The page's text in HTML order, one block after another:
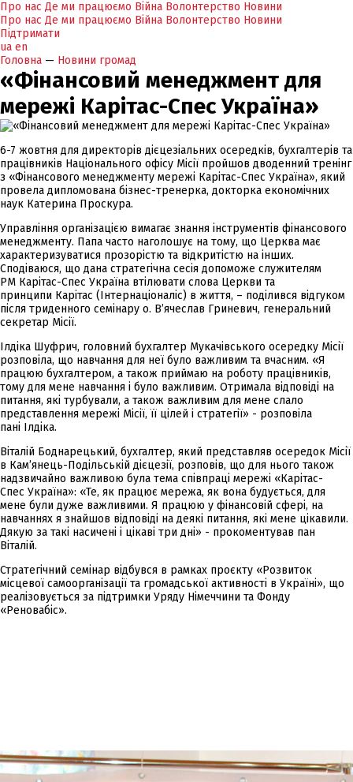
Про нас Де ми працюємо Війна Волонтерство Новини
Про нас Де ми працюємо Війна Волонтерство Новини
Підтримати
ua en
Головна — Новини громад
«Фінансовий менеджмент для
мережі Карітас-Спес Україна»
6-7 жовтня для директорів дієцезіальних осередків, бухгалтерів та
працівників Національного офісу Місії пройшов дводенний тренінг
з «Фінансового менеджменту мережі Карітас-Спес Україна», який
провела дипломована бізнес-тренерка, докторка економічних
наук Катерина Проскура.
Управління організацією вимагає знання інструментів фінансового
менеджменту. Папа часто наголошує на тому, що Церква має
характеризуватися прозорістю та відкритістю на інших.
Сподіваюся, що дана стратегічна сесія допоможе служителям
РМ Карітас-Спес Україна втілювати слова Церкви та
принципи Карітас (Інтернаціоналіс) в життя, – поділився відгуком
після триденного семінару о. В’ячеслав Гриневич, генеральний
секретар Місії.
Ілдіка Шуфрич, головний бухгалтер Мукачівського осередку Місії
розповіла, що навчання для неї було важливим та вчасним. «Я
працюю бухгалтером, а також приймаю на роботу працівників,
тому для мене навчання і було важливим. Отримала відповіді на
питання, які турбували, а також важливим для мене слало
представлення мережі Місії, її цілей і стратегії» - розповіла
пані Ілдіка.
Віталій Боднарецький, бухгалтер, який представляв осередок Місії
в Кам’янець-Подільській дієцезії, розповів, що для нього також
надзвичайно важливою була тема співпраці мережі «Карітас-
Спес Україна»: «Те, як працює мережа, як вона будується, для
мене були дуже важливими. Я працюю у фінансовій сфері, на
навчаннях я знайшов відповіді на деякі питання, які мене цікавили.
Дякую за такі насичені і цікаві три дні» - прокоментував пан
Віталій.
Стратегічний семінар відбувся в рамках проєкту «Розвиток
місцевої самоорганізації та громадської активності в Україні», що
реалізовується за підтримки Уряду Німеччини та Фонду
«Реновабіс».